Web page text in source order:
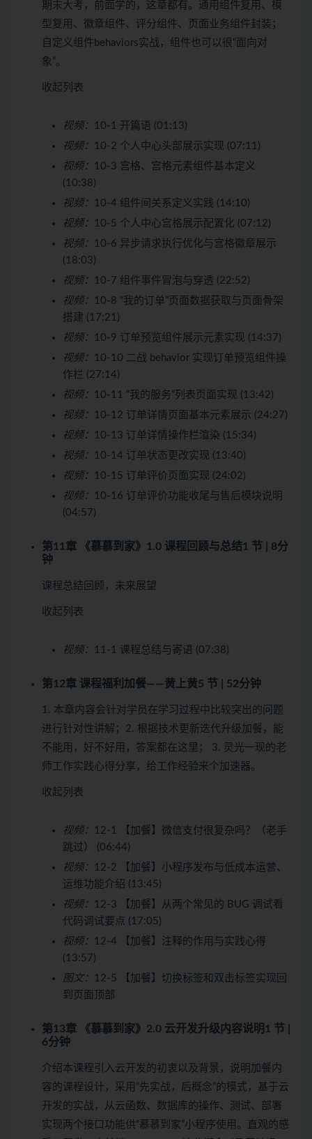
期末大考，前面学的，这章都有。通用组件复用、模
型复用、徽章组件、评分组件、页面业务组件封装；
自定义组件behaviors实战，组件也可以很“面向对
象”。
收起列表
视频：
10-1 开篇语 (01:13)
视频：
10-2 个人中心头部展示实现 (07:11)
视频：
10-3 宫格、宫格元素组件基本定义
(10:38)
视频：
10-4 组件间关系定义实践 (14:10)
视频：
10-5 个人中心宫格展示配置化 (07:12)
视频：
10-6 异步请求执行优化与宫格徽章展示
(18:03)
视频：
10-7 组件事件冒泡与穿透 (22:52)
视频：
10-8 “我的订单”页面数据获取与页面骨架
搭建 (17:21)
视频：
10-9 订单预览组件展示元素实现 (14:37)
视频：
10-10 二战 behavior 实现订单预览组件操
作栏 (27:14)
视频：
10-11 “我的服务”列表页面实现 (13:42)
视频：
10-12 订单详情页面基本元素展示 (24:27)
视频：
10-13 订单详情操作栏渲染 (15:34)
视频：
10-14 订单状态更改实现 (13:40)
视频：
10-15 订单评价页面实现 (24:02)
视频：
10-16 订单评价功能收尾与售后模块说明
(04:57)
第11章 《慕慕到家》1.0 课程回顾与总结1 节 | 8分
钟
课程总结回顾，未来展望
收起列表
视频： 11-1 课程总结与寄语 (07:38)
第12章 课程福利加餐——黄上黄5 节 | 52分钟
1. 本章内容会针对学员在学习过程中比较突出的问题
进行针对性讲解；2. 根据技术更新迭代升级加餐，能
不能用，好不好用，答案都在这里； 3. 灵光一现的老
师工作实践心得分享，给工作经验来个加速器。
收起列表
视频：
12-1 【加餐】微信支付很复杂吗？（老手
跳过） (06:44)
视频：
12-2 【加餐】小程序发布与低成本运营、
运维功能介绍 (13:45)
视频：
12-3 【加餐】从两个常见的 BUG 调试看
代码调试要点 (17:05)
视频：
12-4 【加餐】注释的作用与实践心得
(13:57)
图文：
12-5 【加餐】切换标签和双击标签实现回
到页面顶部
第13章 《慕慕到家》2.0 云开发升级内容说明 1 节 |
6分钟
介绍本课程引入云开发的初衷以及背景，说明加餐内
容的课程设计，采用“先实战，后概念”的模式，基于云
开发的实战，从云函数、数据库的操作、测试、部署
实现两个接口功能供“慕慕到家”小程序使用。直观的感